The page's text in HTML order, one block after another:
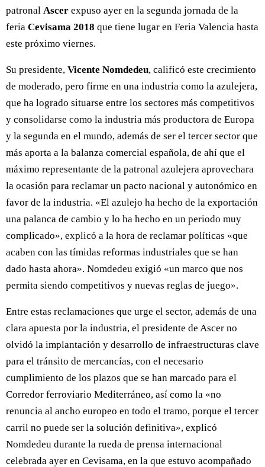
patronal Ascer expuso ayer en la segunda jornada de la
feria Cevisama 2018 que tiene lugar en Feria Valencia hasta
este próximo viernes.
Su presidente, Vicente Nomdedeu, calificó este crecimiento
de moderado, pero firme en una industria como la azulejera,
que ha logrado situarse entre los sectores más competitivos
y consolidarse como la industria más productora de Europa
y la segunda en el mundo, además de ser el tercer sector que
más aporta a la balanza comercial española, de ahí que el
máximo representante de la patronal azulejera aprovechara
la ocasión para reclamar un pacto nacional y autonómico en
favor de la industria. «El azulejo ha hecho de la exportación
una palanca de cambio y lo ha hecho en un periodo muy
complicado», explicó a la hora de reclamar políticas «que
acaben con las tímidas reformas industriales que se han
dado hasta ahora». Nomdedeu exigió «un marco que nos
permita siendo competitivos y nuevas reglas de juego».
Entre estas reclamaciones que urge el sector, además de una
clara apuesta por la industria, el presidente de Ascer no
olvidó la implantación y desarrollo de infraestructuras clave
para el tránsito de mercancías, con el necesario
cumplimiento de los plazos que se han marcado para el
Corredor ferroviario Mediterráneo, así como la «no
renuncia al ancho europeo en todo el tramo, porque el tercer
carril no puede ser la solución definitiva», explicó
Nomdedeu durante la rueda de prensa internacional
celebrada ayer en Cevisama, en la que estuvo acompañado